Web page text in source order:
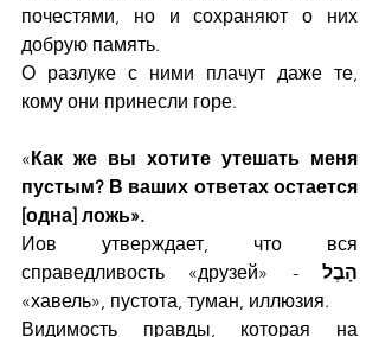
почестями, но и сохраняют о них
добрую память.
О разлуке с ними плачут даже те,
кому они принесли горе.
«Как же вы хотите утешать меня
пустым? В ваших ответах остается
[одна] ложь».
Иов утверждает, что вся
справедливость «друзей» - הָבֶל
«хавель», пустота, туман, иллюзия.
Видимость правды, которая на